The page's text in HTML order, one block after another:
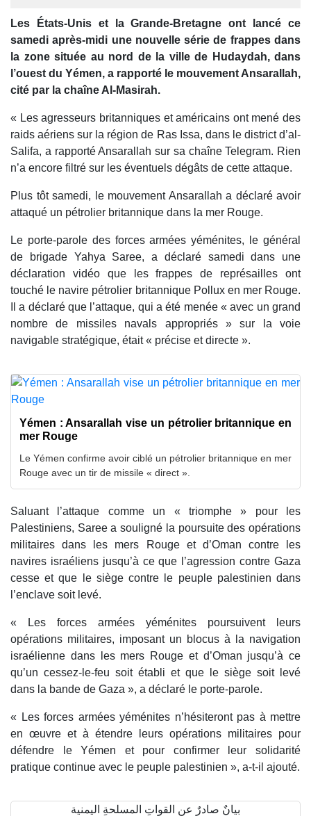
Les États-Unis et la Grande-Bretagne ont lancé ce
samedi après-midi une nouvelle série de frappes dans
la zone située au nord de la ville de Hudaydah, dans
l’ouest du Yémen, a rapporté le mouvement Ansarallah,
cité par la chaîne Al-Masirah.
« Les agresseurs britanniques et américains ont mené des
raids aériens sur la région de Ras Issa, dans le district d’al-
Salifa, a rapporté Ansarallah sur sa chaîne Telegram. Rien
n’a encore filtré sur les éventuels dégâts de cette attaque.
Plus tôt samedi, le mouvement Ansarallah a déclaré avoir
attaqué un pétrolier britannique dans la mer Rouge.
Le porte-parole des forces armées yéménites, le général
de brigade Yahya Saree, a déclaré samedi dans une
déclaration vidéo que les frappes de représailles ont
touché le navire pétrolier britannique Pollux en mer Rouge.
Il a déclaré que l’attaque, qui a été menée « avec un grand
nombre de missiles navals appropriés » sur la voie
navigable stratégique, était « précise et directe ».
Yémen : Ansarallah vise un pétrolier britannique en
mer Rouge
Le Yémen confirme avoir ciblé un pétrolier britannique en mer
Rouge avec un tir de missile « direct ».
Saluant l’attaque comme un « triomphe » pour les
Palestiniens, Saree a souligné la poursuite des opérations
militaires dans les mers Rouge et d’Oman contre les
navires israéliens jusqu’à ce que l’agression contre Gaza
cesse et que le siège contre le peuple palestinien dans
l’enclave soit levé.
« Les forces armées yéménites poursuivent leurs
opérations militaires, imposant un blocus à la navigation
israélienne dans les mers Rouge et d’Oman jusqu’à ce
qu’un cessez-le-feu soit établi et que le siège soit levé
dans la bande de Gaza », a déclaré le porte-parole.
« Les forces armées yéménites n’hésiteront pas à mettre
en œuvre et à étendre leurs opérations militaires pour
défendre le Yémen et pour confirmer leur solidarité
pratique continue avec le peuple palestinien », a-t-il ajouté.
بيانٌ صادرٌ عنِ القواتِ المسلحةِ اليمنية